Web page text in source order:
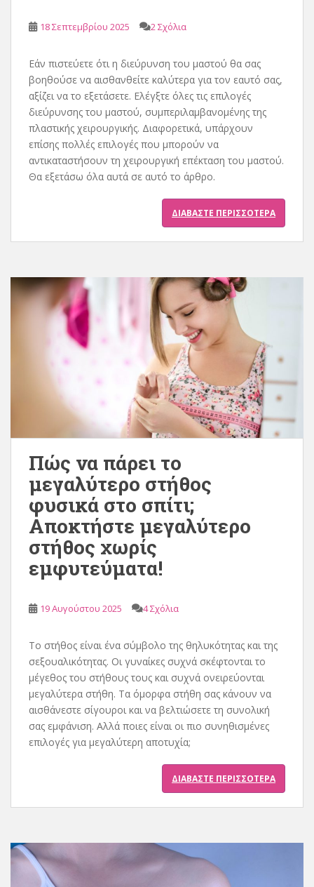
18 Σεπτεμβρίου 2025 2 Σχόλια
Εάν πιστεύετε ότι η διεύρυνση του μαστού θα σας
βοηθούσε να αισθανθείτε καλύτερα για τον εαυτό σας,
αξίζει να το εξετάσετε. Ελέγξτε όλες τις επιλογές
διεύρυνσης του μαστού, συμπεριλαμβανομένης της
πλαστικής χειρουργικής. Διαφορετικά, υπάρχουν
επίσης πολλές επιλογές που μπορούν να
αντικαταστήσουν τη χειρουργική επέκταση του μαστού.
Θα εξετάσω όλα αυτά σε αυτό το άρθρο.
ΔΙΑΒΆΣΤΕ ΠΕΡΙΣΣΌΤΕΡΑ
Πώς να πάρει το
μεγαλύτερο στήθος
φυσικά στο σπίτι;
Αποκτήστε μεγαλύτερο
στήθος χωρίς
εμφυτεύματα!
19 Αυγούστου 2025 4 Σχόλια
Το στήθος είναι ένα σύμβολο της θηλυκότητας και της
σεξουαλικότητας. Οι γυναίκες συχνά σκέφτονται το
μέγεθος του στήθους τους και συχνά ονειρεύονται
μεγαλύτερα στήθη. Τα όμορφα στήθη σας κάνουν να
αισθάνεστε σίγουροι και να βελτιώσετε τη συνολική
σας εμφάνιση. Αλλά ποιες είναι οι πιο συνηθισμένες
επιλογές για μεγαλύτερη αποτυχία;
ΔΙΑΒΆΣΤΕ ΠΕΡΙΣΣΌΤΕΡΑ